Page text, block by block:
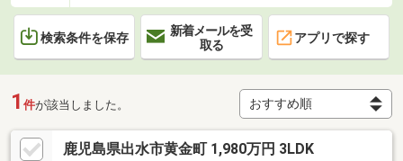
検索条件を保存
新着メールを受
取る
アプリで探す
1 件が該当しました。
鹿児島県出水市黄金町 1,980万円 3LDK